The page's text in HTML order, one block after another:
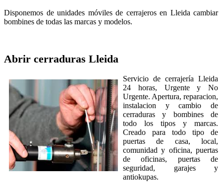
Disponemos de unidades móviles de cerrajeros en Lleida cambiar
bombines de todas las marcas y modelos.
Abrir cerraduras Lleida
Servicio de cerrajería Lleida
24 horas, Urgente y No
Urgente. Apertura, reparacion,
instalacion y cambio de
cerraduras y bombines de
todo los tipos y marcas.
Creado para todo tipo de
puertas de casa, local,
comunidad y oficina, puertas
de oficinas, puertas de
seguridad, garajes y
antiokupas.